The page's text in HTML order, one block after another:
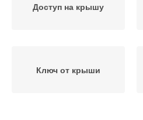
Доступ на крышу
Ключ от крыши